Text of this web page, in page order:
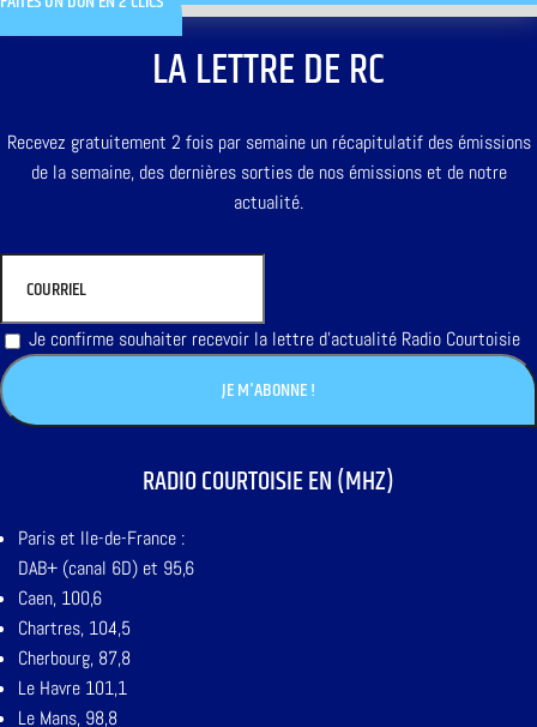
LA LETTRE DE RC
Recevez gratuitement 2 fois par semaine un récapitulatif des émissions
de la semaine, des dernières sorties de nos émissions et de notre
actualité.
Je confirme souhaiter recevoir la lettre d'actualité Radio Courtoisie
RADIO COURTOISIE EN (MHZ)
Paris et Ile-de-France :
DAB+ (canal 6D) et 95,6
Caen, 100,6
Chartres, 104,5
Cherbourg, 87,8
Le Havre 101,1
Le Mans, 98,8